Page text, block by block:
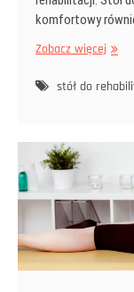
komfortowy
Zobacz więcej
stół
łatwe
stół do